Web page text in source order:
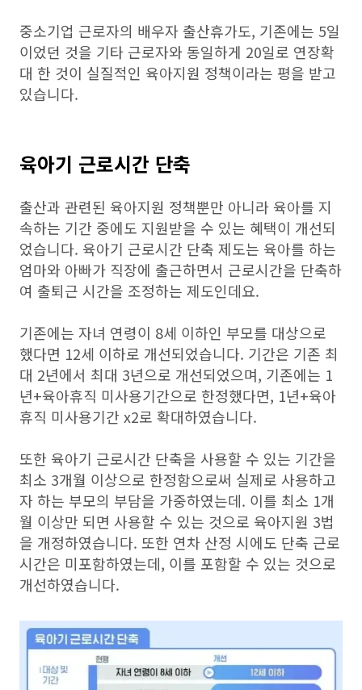
중소기업 근로자의 배우자 출산휴가도, 기존에는 5일
이었던 것을 기타 근로자와 동일하게 20일로 연장확
대 한 것이 실질적인 육아지원 정책이라는 평을 받고
있습니다.
육아기 근로시간 단축
출산과 관련된 육아지원 정책뿐만 아니라 육아를 지
속하는 기간 중에도 지원받을 수 있는 혜택이 개선되
었습니다. 육아기 근로시간 단축 제도는 육아를 하는
엄마와 아빠가 직장에 출근하면서 근로시간을 단축하
여 출퇴근 시간을 조정하는 제도인데요.
기존에는 자녀 연령이 8세 이하인 부모를 대상으로
했다면 12세 이하로 개선되었습니다. 기간은 기존 최
대 2년에서 최대 3년으로 개선되었으며, 기존에는 1
년+육아휴직 미사용기간으로 한정했다면, 1년+육아
휴직 미사용기간 x2로 확대하였습니다.
또한 육아기 근로시간 단축을 사용할 수 있는 기간을
최소 3개월 이상으로 한정함으로써 실제로 사용하고
자 하는 부모의 부담을 가중하였는데. 이를 최소 1개
월 이상만 되면 사용할 수 있는 것으로 육아지원 3법
을 개정하였습니다. 또한 연차 산정 시에도 단축 근로
시간은 미포함하였는데, 이를 포함할 수 있는 것으로
개선하였습니다.